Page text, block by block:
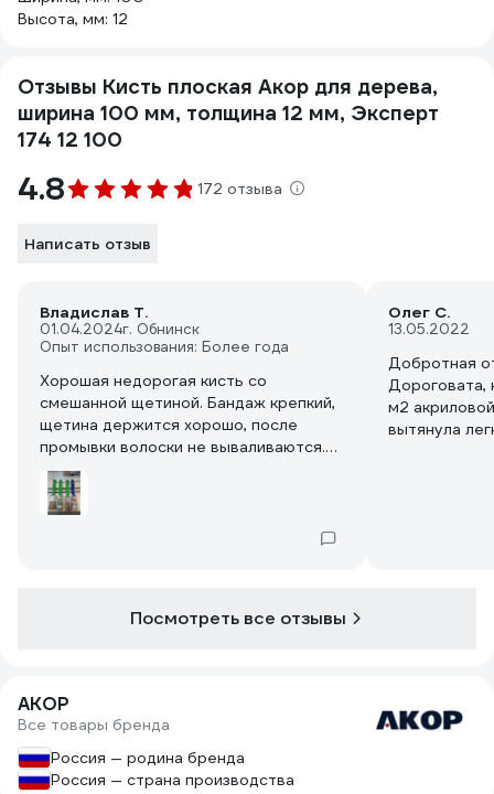
Высота, мм: 12
Отзывы Кисть плоская Акор для дерева,
ширина 100 мм, толщина 12 мм, Эксперт
174 12 100
4.8 172 отзыва
Написать отзыв
Владислав Т.
01.04.2024г. Обнинск
Опыт использования: Более года
Хорошая недорогая кисть со
смешанной щетиной. Бандаж крепкий,
щетина держится хорошо, после
промывки волоски не вываливаются.
Ручка стандартная. Устойчива к воде,
практически не теряет форму при
взаимодействии с водорастворимыми
Олег С.
13.05.2022
Добротная
Дороговата,
м2
вытянула
Посмотреть все отзывы
АКОР
Все товары бренда
Россия — родина бренда
Россия — страна производства